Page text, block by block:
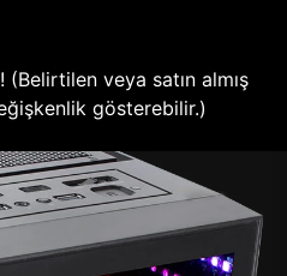
veya satın almış
gösterebilir.)